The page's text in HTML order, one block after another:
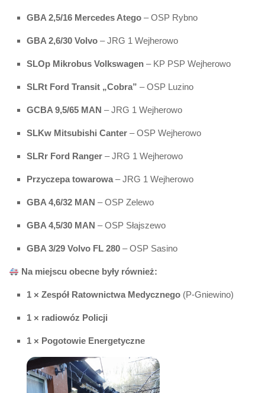
GBA 2,5/16 Mercedes Atego – OSP Rybno
GBA 2,6/30 Volvo – JRG 1 Wejherowo
SLOp Mikrobus Volkswagen – KP PSP Wejherowo
SLRt Ford Transit „Cobra” – OSP Luzino
GCBA 9,5/65 MAN – JRG 1 Wejherowo
SLKw Mitsubishi Canter – OSP Wejherowo
SLRr Ford Ranger – JRG 1 Wejherowo
Przyczepa towarowa – JRG 1 Wejherowo
GBA 4,6/32 MAN – OSP Zelewo
GBA 4,5/30 MAN – OSP Słajszewo
GBA 3/29 Volvo FL 280 – OSP Sasino
Na miejscu obecne były również:
1 × Zespół Ratownictwa Medycznego (P-Gniewino)
1 × radiowóz Policji
1 × Pogotowie Energetyczne